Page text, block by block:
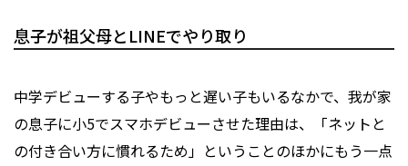
息子が祖父母とLINEでやり取り
中学デビューする子やもっと遅い子もいるなかで、我が家
の息子に小5でスマホデビューさせた理由は、「ネットと
の付き合い方に慣れるため」ということのほかにもう一点